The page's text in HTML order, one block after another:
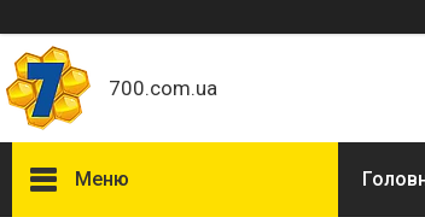
700.com.ua
Меню